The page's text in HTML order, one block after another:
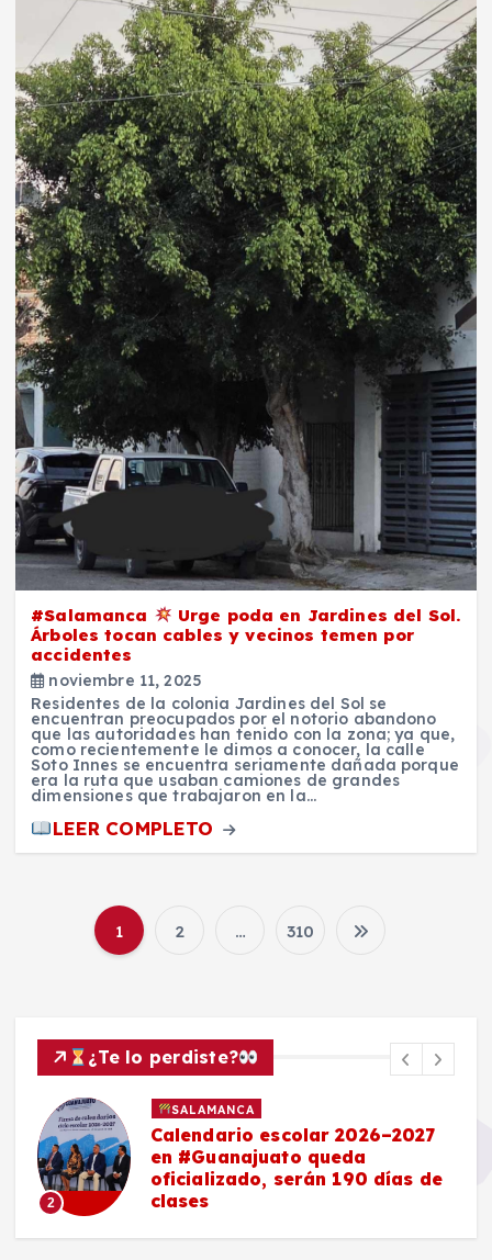
#Salamanca
Urge poda en Jardines del Sol.
Árboles tocan cables y vecinos temen por
accidentes
noviembre 11, 2025
Residentes de la colonia Jardines del Sol se
encuentran preocupados por el notorio abandono
que las autoridades han tenido con la zona; ya que,
como recientemente le dimos a conocer, la calle
Soto Innes se encuentra seriamente dañada porque
era la ruta que usaban camiones de grandes
dimensiones que trabajaron en la…
LEER COMPLETO
P
g
i
n
a
1 2 … 310
¿Te lo perdiste?
2
SALAMANCA
Calendario escolar 2026–2027
en #Guanajuato queda
oficializado, serán 190 días de
clases